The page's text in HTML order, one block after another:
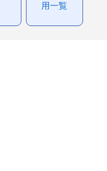
用一覧